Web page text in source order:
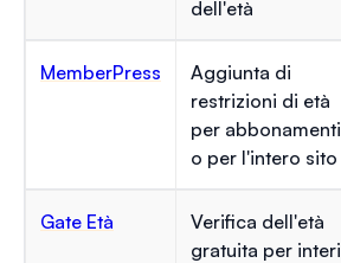
dell'età
MemberPress
Aggiunta di
restrizioni di età
per abbonamenti
o per l'intero sito
Gate Età
Verifica dell'età
gratuita per interi